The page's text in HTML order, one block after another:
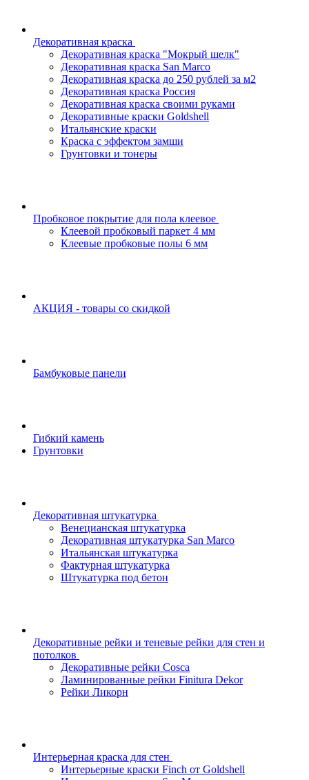
Декоративная краска
Декоративная краска "Мокрый шелк"
Декоративная краска San Marco
Декоративная краска до 250 рублей за м2
Декоративная краска Россия
Декоративная краска своими руками
Декоративные краски Goldshell
Итальянские краски
Краска с эффектом замши
Грунтовки и тонеры
Пробковое покрытие для пола клеевое
Клеевой пробковый паркет 4 мм
Клеевые пробковые полы 6 мм
АКЦИЯ - товары со скидкой
Бамбуковые панели
Гибкий камень
Грунтовки
Декоративная штукатурка
Венецианская штукатурка
Декоративная штукатурка San Marco
Итальянская штукатурка
Фактурная штукатурка
Штукатурка под бетон
Декоративные рейки и теневые рейки для стен и
потолков
Декоративные рейки Cosca
Ламинированные рейки Finitura Dekor
Рейки Ликорн
Интерьерная краска для стен
Интерьерные краски Finch от Goldshell